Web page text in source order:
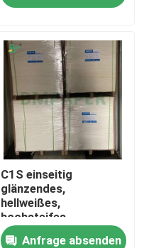
C1S einseitig
glänzendes,
hellweißes,
hochsteifes
Kartonpapier
Anfrage absenden